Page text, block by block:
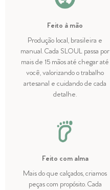
Feito à mão
Produção local, brasileira e
manual. Cada SLOUL passa por
mais de 15 mãos até chegar até
você, valorizando o trabalho
artesanal e cuidando de cada
detalhe.
Feito com alma
Mais do que calçados, criamos
peças com propósito. Cada